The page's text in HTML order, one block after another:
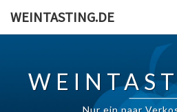
WEINTASTING.DE
Nur ein paar